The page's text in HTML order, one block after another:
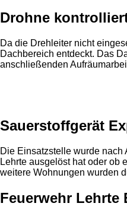
Drohne
Da die Drehleiter nicht
Dachbereich entdeckt. Das
anschließenden
Sauerstoffgerät
Die Einsatzstelle wurde
Lehrte ausgelöst hat oder ob
weitere Wohnungen wurden
Feuerwehr Lehrte